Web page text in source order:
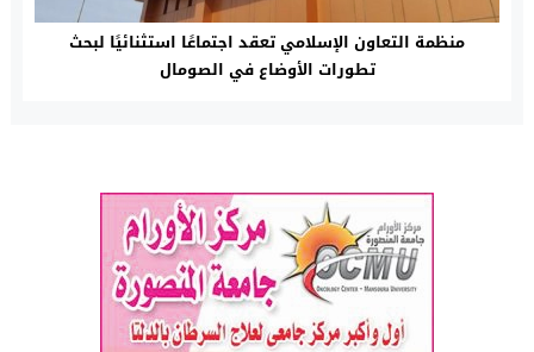
منظمة التعاون الإسلامي تعقد اجتماعًا استثنائيًا لبحث
تطورات الأوضاع في الصومال